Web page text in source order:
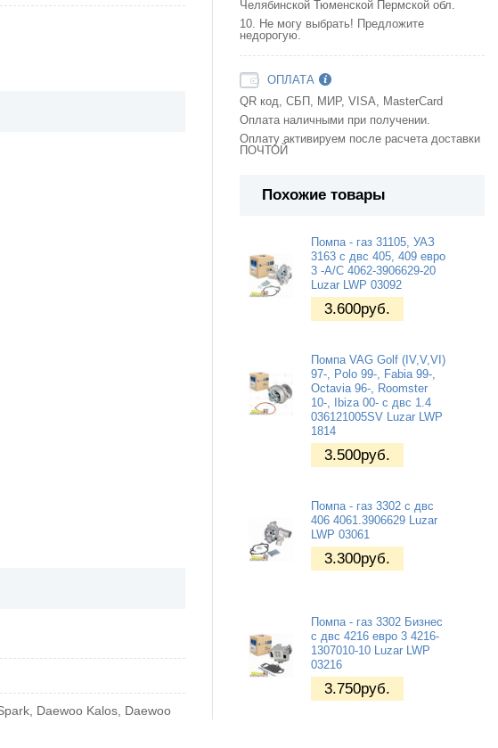
Daewoo Kalos, Daewoo
Челябинской Тюменской Пермской обл.
10. Не могу выбрать! Предложите
недорогую.
ОПЛАТА
QR код, СБП, МИР, VISA, MasterCard
Оплата наличными при получении.
Оплату активируем после расчета доставки
ПОЧТОЙ
Похожие товары
Помпа - газ 31105, УАЗ
3163 с двс 405, 409 евро
3 -A/C 4062-3906629-20
Luzar LWP 03092
3.600руб.
Помпа VAG Golf (IV,V,VI)
97-, Polo 99-, Fabia 99-,
Octavia 96-, Roomster
10-, Ibiza 00- с двс 1.4
036121005SV Luzar LWP
1814
3.500руб.
Помпа - газ 3302 с двс
406 4061.3906629 Luzar
LWP 03061
3.300руб.
Помпа - газ 3302 Бизнес
с двс 4216 евро 3 4216-
1307010-10 Luzar LWP
03216
3.750руб.